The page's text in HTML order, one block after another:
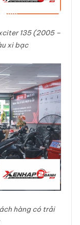
135 (2005 –
xi bạc
hàng có trải